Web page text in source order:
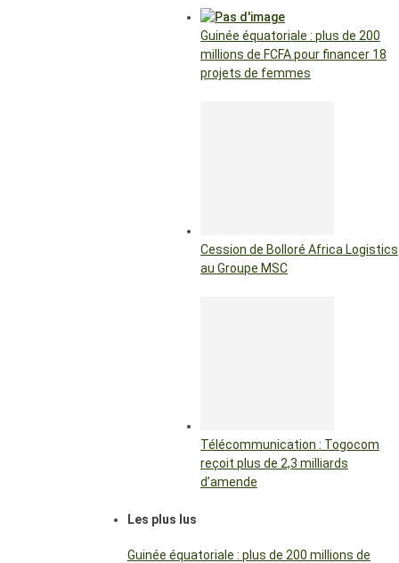
Guinée équatoriale : plus de 200
millions de FCFA pour financer 18
projets de femmes
Cession de Bolloré Africa Logistics
au Groupe MSC
Télécommunication : Togocom
reçoit plus de 2,3 milliards
d’amende
Les plus lus
Guinée équatoriale : plus de 200 millions de